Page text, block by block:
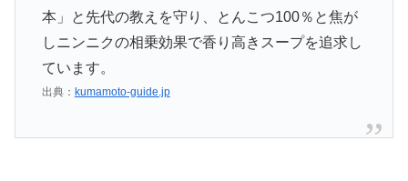
本」と先代の教えを守り、とんこつ100％と焦が
しニンニクの相乗効果で香り高きスープを追求し
ています。
出典： kumamoto-guide.jp